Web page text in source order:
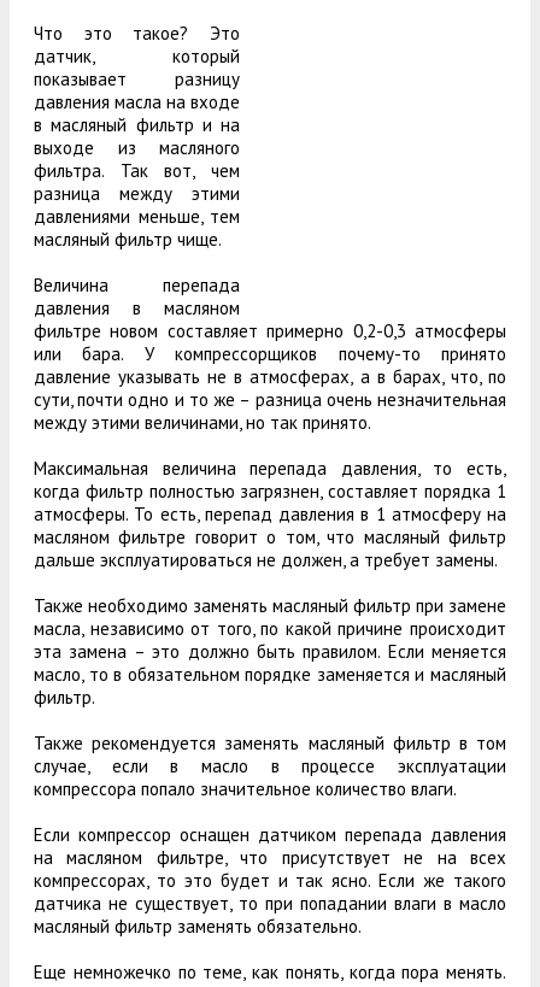
Что это такое? Это
датчик, который
показывает разницу
давления масла на входе
в масляный фильтр и на
выходе из масляного
фильтра. Так вот, чем
разница между этими
давлениями меньше, тем
масляный фильтр чище.
Величина перепада
давления в масляном
фильтре новом составляет примерно 0,2-0,3 атмосферы
или бара. У компрессорщиков почему-то принято
давление указывать не в атмосферах, а в барах, что, по
сути, почти одно и то же – разница очень незначительная
между этими величинами, но так принято.
Максимальная величина перепада давления, то есть,
когда фильтр полностью загрязнен, составляет порядка 1
атмосферы. То есть, перепад давления в 1 атмосферу на
масляном фильтре говорит о том, что масляный фильтр
дальше эксплуатироваться не должен, а требует замены.
Также необходимо заменять масляный фильтр при замене
масла, независимо от того, по какой причине происходит
эта замена – это должно быть правилом. Если меняется
масло, то в обязательном порядке заменяется и масляный
фильтр.
Также рекомендуется заменять масляный фильтр в том
случае, если в масло в процессе эксплуатации
компрессора попало значительное количество влаги.
Если компрессор оснащен датчиком перепада давления
на масляном фильтре, что присутствует не на всех
компрессорах, то это будет и так ясно. Если же такого
датчика не существует, то при попадании влаги в масло
масляный фильтр заменять обязательно.
Еще немножечко по теме, как понять, когда пора менять.